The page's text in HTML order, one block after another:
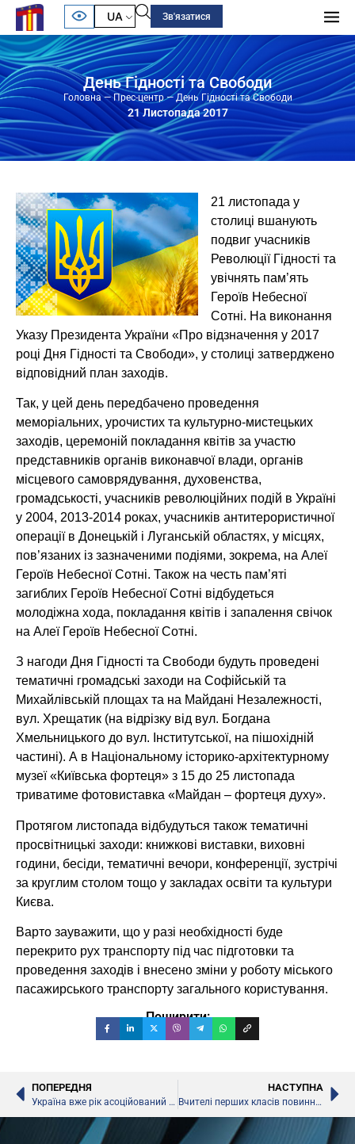
UA Зв'язатися
День Гідності та Свободи
Головна—Прес-центр—День Гідності та Свободи
21 Листопада 2017
21 листопада у
столиці вшанують
подвиг учасників
Революції Гідності та
увічнять пам’ять
Героїв Небесної
Сотні. На виконання
Указу Президента України «Про відзначення у 2017
році Дня Гідності та Свободи», у столиці затверджено
відповідний план заходів.
Так, у цей день передбачено проведення
меморіальних, урочистих та культурно-мистецьких
заходів, церемоній покладання квітів за участю
представників органів виконавчої влади, органів
місцевого самоврядування, духовенства,
громадськості, учасників революційних подій в Україні
у 2004, 2013-2014 роках, учасників антитерористичної
операції в Донецькій і Луганській областях, у місцях,
пов’язаних із зазначеними подіями, зокрема, на Алеї
Героїв Небесної Сотні. Також на честь пам’яті
загиблих Героїв Небесної Сотні відбудеться
молодіжна хода, покладання квітів і запалення свічок
на Алеї Героїв Небесної Сотні.
З нагоди Дня Гідності та Свободи будуть проведені
тематичні громадські заходи на Софійській та
Михайлівській площах та на Майдані Незалежності,
вул. Хрещатик (на відрізку від вул. Богдана
Хмельницького до вул. Інститутської, на пішохідній
частині). А в Національному історико-архітектурному
музеї «Київська фортеця» з 15 до 25 листопада
триватиме фотовиставка «Майдан – фортеця духу».
Протягом листопада відбудуться також тематичні
просвітницькі заходи: книжкові виставки, виховні
години, бесіди, тематичні вечори, конференції, зустрічі
за круглим столом тощо у закладах освіти та культури
Києва.
Варто зауважити, що у разі необхідності буде
перекрито рух транспорту під час підготовки та
проведення заходів і внесено зміни у роботу міського
пасажирського транспорту загального користування.
Поширити:
ПОПЕРЕДНЯ
Україна вже рік асоційований член CERN, – Лілія Гриневич
НАСТУПНА
Вчителі перших класів повинні пройти підвищення кваліфікації, – Лілія Гриневич